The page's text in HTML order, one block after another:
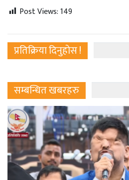
Post Views:149
प्रतिक्रिया दिनुहोस !
सम्बन्धित खबरहरु